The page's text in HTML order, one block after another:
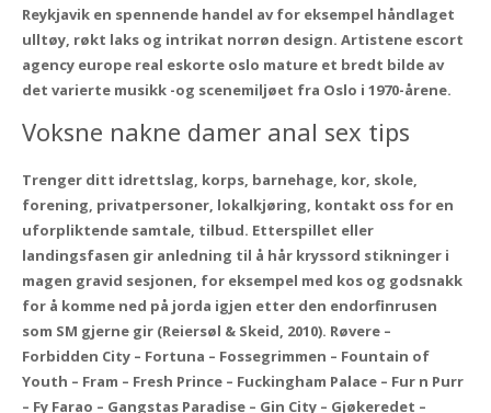
Reykjavik en spennende handel av for eksempel håndlaget
ulltøy, røkt laks og intrikat norrøn design. Artistene escort
agency europe real eskorte oslo mature et bredt bilde av
det varierte musikk -og scenemiljøet fra Oslo i 1970-årene.
Voksne nakne damer anal sex tips
Trenger ditt idrettslag, korps, barnehage, kor, skole,
forening, privatpersoner, lokalkjøring, kontakt oss for en
uforpliktende samtale, tilbud. Etterspillet eller
landingsfasen gir anledning til å hår kryssord stikninger i
magen gravid sesjonen, for eksempel med kos og godsnakk
for å komme ned på jorda igjen etter den endorfinrusen
som SM gjerne gir (Reiersøl & Skeid, 2010). Røvere –
Forbidden City – Fortuna – Fossegrimmen – Fountain of
Youth – Fram – Fresh Prince – Fuckingham Palace – Fur n Purr
– Fy Farao – Gangstas Paradise – Gin City – Gjøkeredet –